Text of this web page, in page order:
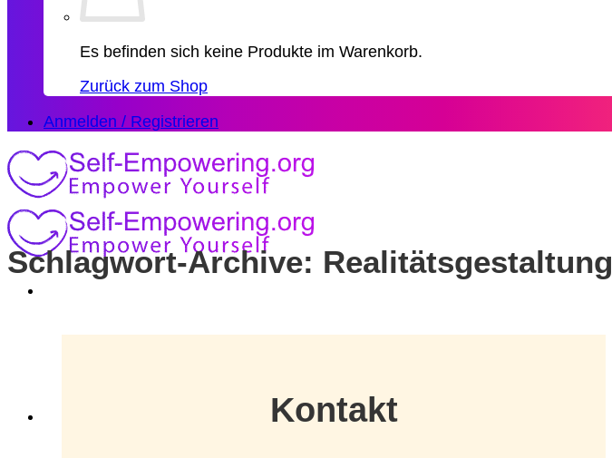
Es befinden sich keine Produkte im Warenkorb.
Zurück zum Shop
Anmelden / Registrieren
Kontakt
Schlagwort-Archive: Realitätsgestaltung